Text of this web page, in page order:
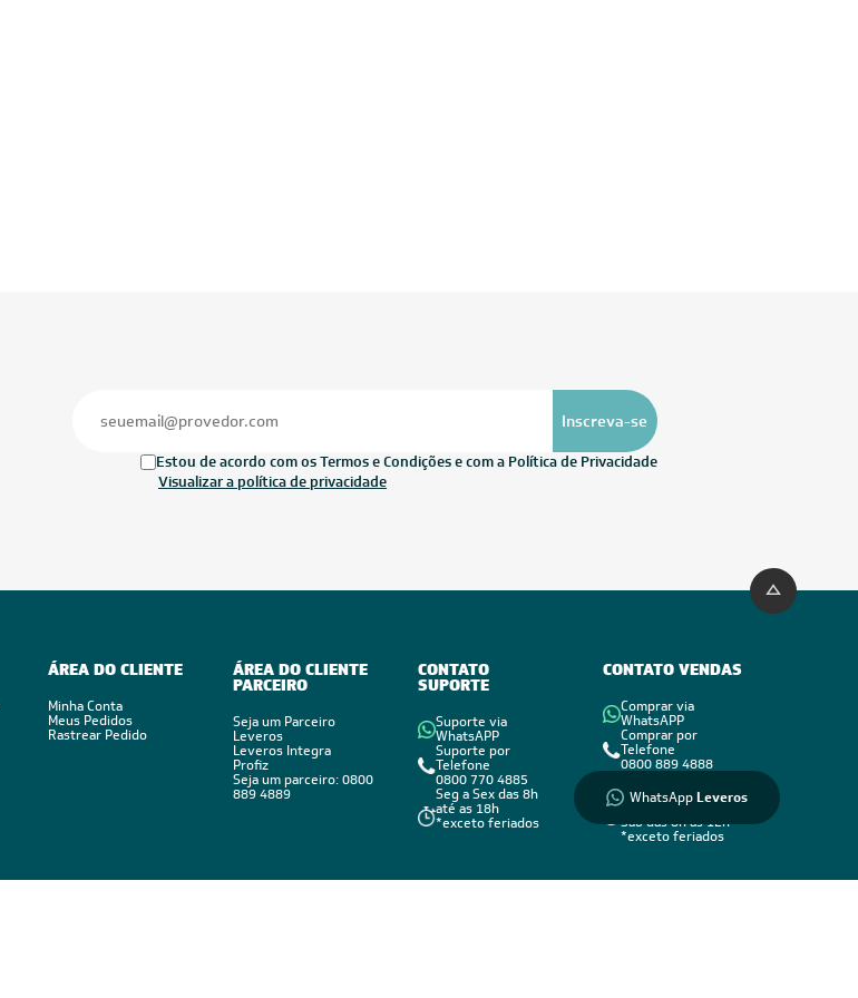
Inscreva-se
Estou de acordo com os Termos e Condições e com a Política de Privacidade
Visualizar a política de privacidade
ÁREA DO CLIENTE
Minha Conta
Meus Pedidos
Rastrear Pedido
ÁREA DO CLIENTE
PARCEIRO
Seja um Parceiro
Leveros
Leveros Integra
Profiz
Seja um parceiro: 0800
889 4889
CONTATO
SUPORTE
Suporte via
WhatsAPP
Suporte por
Telefone
0800 770 4885
Seg a Sex das 8h
até as 18h
*exceto feriados
CONTATO VENDAS
Comprar via
WhatsAPP
Comprar por
Telefone
0800 889 4888
vendas@leveros.com.br
Seg a Sex das 8h até
as 18h
Sáb das 8h as 12h
*exceto feriados
WhatsAppLeveros
WhatsApp